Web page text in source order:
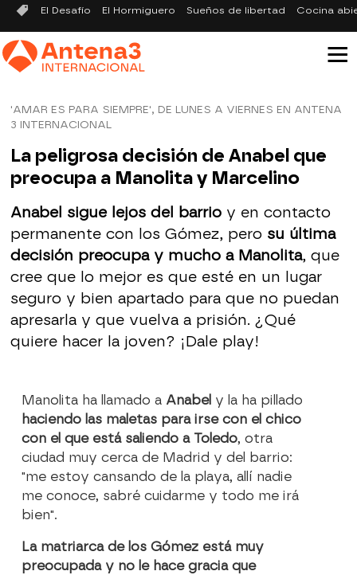
El Desafío El Hormiguero Sueños de libertad Cocina
'AMAR ES PARA SIEMPRE', DE LUNES A VIERNES EN ANTENA
3 INTERNACIONAL
La peligrosa decisión de Anabel que
preocupa a Manolita y Marcelino
Anabel sigue lejos del barrioy en contacto
permanente con los Gómez, pero su última
decisión preocupa y mucho a Manolita, que
cree que lo mejor es que esté en un lugar
seguro y bien apartado para que no puedan
apresarla y que vuelva a prisión. ¿Qué
quiere hacer la joven? ¡Dale play!
Manolita ha llamado a Anabel y la ha pillado
haciendo las maletas para irse con el chico
con el que está saliendo a Toledo, otra
ciudad muy cerca de Madrid y del barrio:
"me estoy cansando de la playa, allí nadie
me conoce, sabré cuidarme y todo me irá
bien".
La matriarca de los Gómez está muy
preocupada y no le hace gracia que